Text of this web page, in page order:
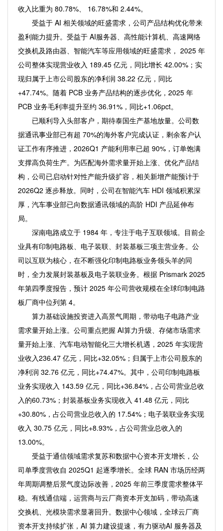
收入比重为 80.78%、 16.78%和 2.44%。
受益于 AI 相关领域的旺盛需求，公司产品结构优化带来
盈利能力提升。受益于 AI服务器、高性能计算机、高速网络
交换机及路由器、智能汽车等应用领域的旺盛需求， 2025 年
公司整体实现营业收入 189.45 亿元，同比增长 42.00%；实
现归属于上市公司股东的净利润 38.22 亿元，同比
+47.74%。随着 PCB 业务产品结构的逐步优化，2025 年
PCB 业务毛利率提升至约 36.91%，同比+1.06pct。
已顺利导入头部客户，期待泰国生产基地放量。公司数
据通讯事业部已有超 70%的海外客户完成认证，剩余客户认
证工作有序推进，2026Q1 产能利用率已超 90%，订单饱满
支撑高负荷生产。为匹配海外需求量开始上涨、优化产品结
构，公司已启动针对性产能升级扩容，相关新增产能预计于
2026Q2 逐步释放。同时，公司在智能汽车 HDI 领域积累深
厚，汽车事业部已向数据通讯领域的高阶 HDI 产品延伸布
局。
深南电路成立于 1984 年，专注于电子互联领域。目前企
业具有印制电路板、电子装联、封装基板三项主营业务。公
司以互联为核心，在不断强化印制电路板业务领头羊的同
时，全力发展封装基板及电子装联业务。根据 Prismark 2025
年第四季度报告，预计 2025 年公司营收规模在全球印制电路
板厂商中位列第 4。
算力基础设施投资进入高景气周期，带动电子电路产业
需求量开始上涨。公司重点把握 AI算力升级、存储市场需求
量开始上涨、汽车电动智能化三大增长机遇，2025 年实现营
业收入236.47 亿元，同比+32.05%；归属于上市公司股东的
净利润 32.76 亿元，同比+74.47%。其中，公司印制电路板
业务实现收入 143.59 亿元，同比+36.84%，占公司营业总收
入的60.73%；封装基板业务实现收入 41.48 亿元，同比
+30.80%，占公司营业总收入的 17.54%；电子装联业务实现
收入 30.75 亿元，同比+8.93%，占公司营业总收入的
13.00%。
受益于通信领域需求复苏和数据中心资本开支增长，公
司单季度营收自 2025Q1 起逐季增长。全球 RAN 市场历经两
年周期调整后景气度边际改善，2025 年前三季度需求整体平
稳。有线通信端，运营商与云厂商资本开支加码，带动高速
交换机、光模块需求显著回升。数据中心领域，全球云厂商
资本开支持续扩张，AI 算力建设提速，有力驱动AI 服务器及